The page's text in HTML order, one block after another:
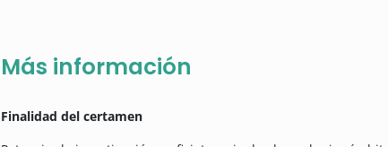
Más información
Finalidad del certamen